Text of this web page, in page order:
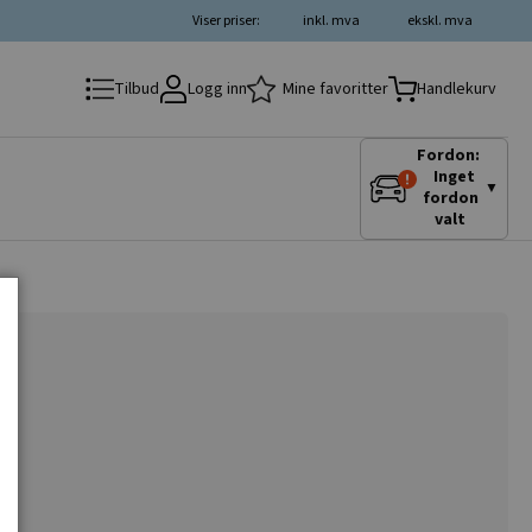
ekskl. mva
inkl. mva
Viser priser:
Tilbud Logg inn Mine favoritter Handlekurv
Fordon:
Inget
fordon
valt
▼